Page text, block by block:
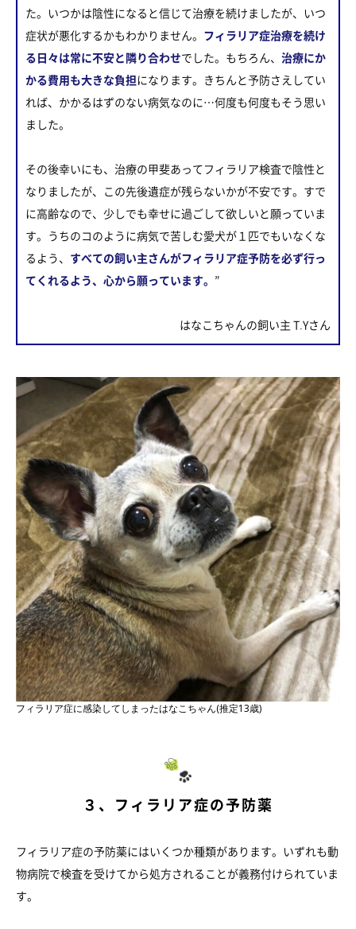
た。いつかは陰性になると信じて治療を続けましたが、いつ
症状が悪化するかもわかりません。 フィラリア症治療を続け
る日々は常に不安と隣り合わせでした。もちろん、 治療にか
かる費用も大きな負担になります。きちんと予防さえしてい
れば、かかるはずのない病気なのに…何度も何度もそう思い
ました。
その後幸いにも、治療の甲斐あってフィラリア検査で陰性と
なりましたが、この先後遺症が残らないかが不安です。すで
に高齢なので、少しでも幸せに過ごして欲しいと願っていま
す。うちのコのように病気で苦しむ愛犬が１匹でもいなくな
るよう、 すべての飼い主さんがフィラリア症予防を必ず行っ
てくれるよう、心から願っています。 ”
はなこちゃんの飼い主 T.Yさん
フィラリア症に感染してしまったはなこちゃん(推定13歳)
３、フィラリア症の予防薬
フィラリア症の予防薬にはいくつか種類があります。いずれも動
物病院で検査を受けてから処方されることが義務付けられていま
す。